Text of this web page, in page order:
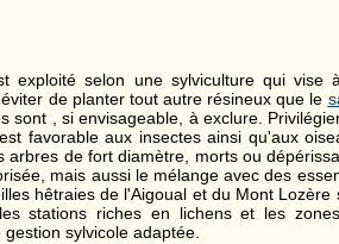
exploité selon une sylviculture qui vise
de planter tout autre résineux que le
sont , si envisageable, à exclure.
favorable aux insectes ainsi qu'aux
de fort diamètre, morts ou
mais aussi le mélange avec des
hêtraies de l'Aigoual et du Mont Lozère
stations riches en lichens et les
sylvicole adaptée.